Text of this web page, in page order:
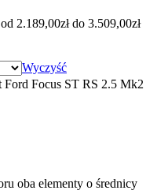
2.189,00zł do 3.509,00zł
Wyczyść
Focus ST RS 2.5 Mk2
oba elementy o średnicy